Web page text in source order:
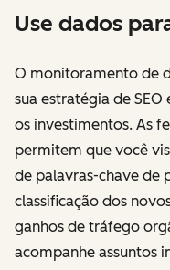
Use dados
O monitoramento de
sua estratégia de
os investimentos. As
permitem que você
de palavras-chave de
classificação dos
ganhos de tráfego
acompanhe assuntos